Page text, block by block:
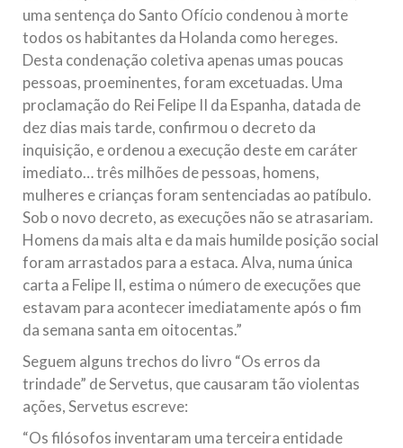
uma sentença do Santo Ofício condenou à morte
todos os habitantes da Holanda como hereges.
Desta condenação coletiva apenas umas poucas
pessoas, proeminentes, foram excetuadas. Uma
proclamação do Rei Felipe II da Espanha, datada de
dez dias mais tarde, confirmou o decreto da
inquisição, e ordenou a execução deste em caráter
imediato… três milhões de pessoas, homens,
mulheres e crianças foram sentenciadas ao patíbulo.
Sob o novo decreto, as execuções não se atrasariam.
Homens da mais alta e da mais humilde posição social
foram arrastados para a estaca. Alva, numa única
carta a Felipe II, estima o número de execuções que
estavam para acontecer imediatamente após o fim
da semana santa em oitocentas.”
Seguem alguns trechos do livro “Os erros da
trindade” de Servetus, que causaram tão violentas
ações, Servetus escreve:
“Os filósofos inventaram uma terceira entidade